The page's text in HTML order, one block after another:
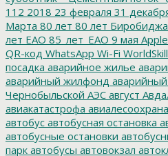
112 2018 23 февраля 31
Марта 80 лет 80 лет
лет ЕАО 85_лет_ЕАО 9 мая Apple
QR-код WhatsApp Wi-Fi
посадка аварийное жилье
аварийный жилфонд
Чернобыльской АЭС август
авиакатастрофа авиалесоохрана
автобус автобусная остановка
автобусные остановки
парк автобусы автовокзал